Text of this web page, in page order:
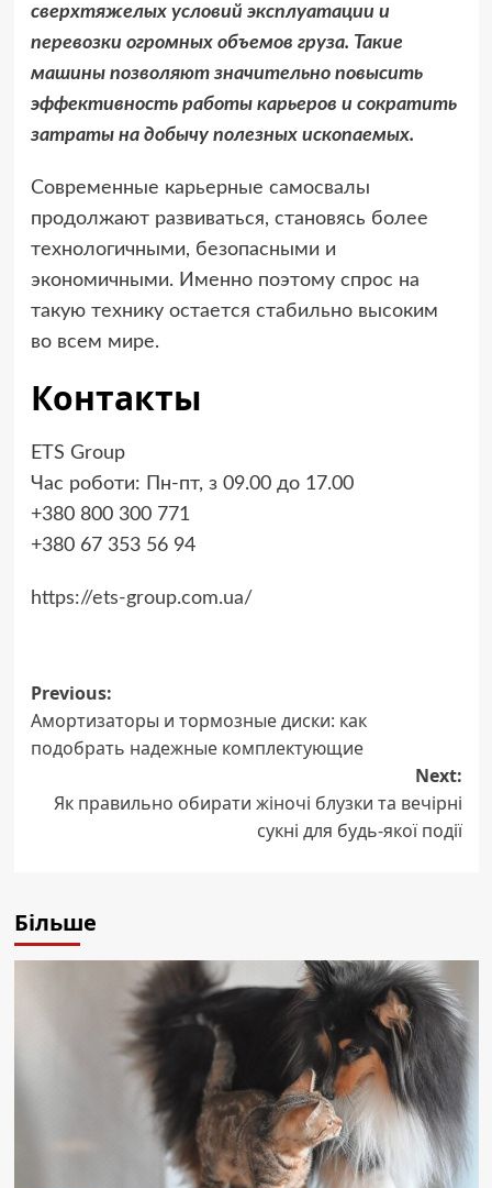
сверхтяжелых условий эксплуатации и
перевозки огромных объемов груза. Такие
машины позволяют значительно повысить
эффективность работы карьеров и сократить
затраты на добычу полезных ископаемых.
Современные карьерные самосвалы
продолжают развиваться, становясь более
технологичными, безопасными и
экономичными. Именно поэтому спрос на
такую технику остается стабильно высоким
во всем мире.
Контакты
ETS Group
Час роботи: Пн-пт, з 09.00 до 17.00
+380 800 300 771
+380 67 353 56 94
https://ets-group.com.ua/
Post
navigation
Previous:
Амортизаторы и тормозные диски: как
подобрать надежные комплектующие
Next:
Як правильно обирати жіночі блузки та вечірні
сукні для будь-якої події
Більше